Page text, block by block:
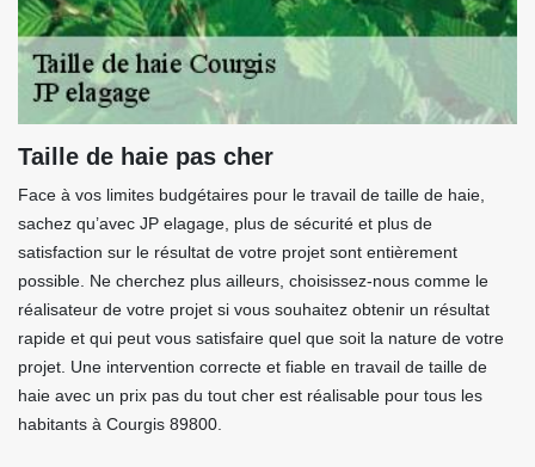
Taille de haie pas cher
Face à vos limites budgétaires pour le travail de taille de haie,
sachez qu’avec JP elagage, plus de sécurité et plus de
satisfaction sur le résultat de votre projet sont entièrement
possible. Ne cherchez plus ailleurs, choisissez-nous comme le
réalisateur de votre projet si vous souhaitez obtenir un résultat
rapide et qui peut vous satisfaire quel que soit la nature de votre
projet. Une intervention correcte et fiable en travail de taille de
haie avec un prix pas du tout cher est réalisable pour tous les
habitants à Courgis 89800.